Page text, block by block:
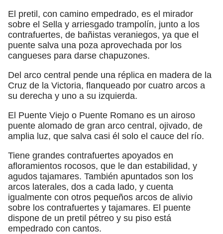
El pretil, con camino empedrado, es el mirador
sobre el Sella y arriesgado trampolín, junto a los
contrafuertes, de bañistas veraniegos, ya que el
puente salva una poza aprovechada por los
cangueses para darse chapuzones.
Del arco central pende una réplica en madera de la
Cruz de la Victoria, flanqueado por cuatro arcos a
su derecha y uno a su izquierda.
El Puente Viejo o Puente Romano es un airoso
puente alomado de gran arco central, ojivado, de
amplia luz, que salva casi él solo el cauce del río.
Tiene grandes contrafuertes apoyados en
afloramientos rocosos, que le dan estabilidad, y
agudos tajamares. También apuntados son los
arcos laterales, dos a cada lado, y cuenta
igualmente con otros pequeños arcos de alivio
sobre los contrafuertes y tajamares. El puente
dispone de un pretil pétreo y su piso está
empedrado con cantos.